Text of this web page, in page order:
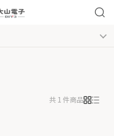
共 1 件商品